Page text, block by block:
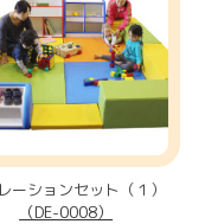
ーションセット（１）
（DE-0008）